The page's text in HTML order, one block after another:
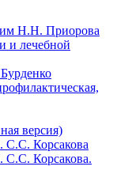
им Н.Н. Приорова
и лечебной
версия)
С.С. Корсакова
С.С. Корсакова.